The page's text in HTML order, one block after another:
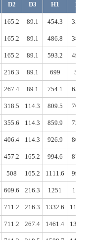
D2 D3 H1 H2
165.2 89.1 454.3 354.3
165.2 89.1 486.8 386.8
165.2 89.1 593.2 493.2
216.3 89.1 699 599
267.4 89.1 754.1 654.1
318.5 114.3 809.5 709.5
355.6 114.3 859.9 739.9
406.4 114.3 926.9 806.9
457.2 165.2 994.6 874.6
508 165.2 1111.6 999.6
609.6 216.3 1251 1101
711.2 216.3 1332.6 1182.6
711.2 267.4 1461.4 1311.4